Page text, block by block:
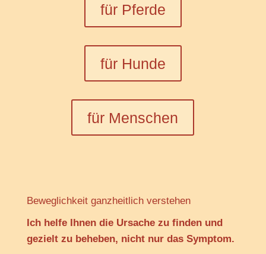
für Pferde
für Hunde
für Menschen
Beweglichkeit ganzheitlich verstehen
Ich helfe Ihnen die Ursache zu finden und
gezielt zu beheben, nicht nur das Symptom.